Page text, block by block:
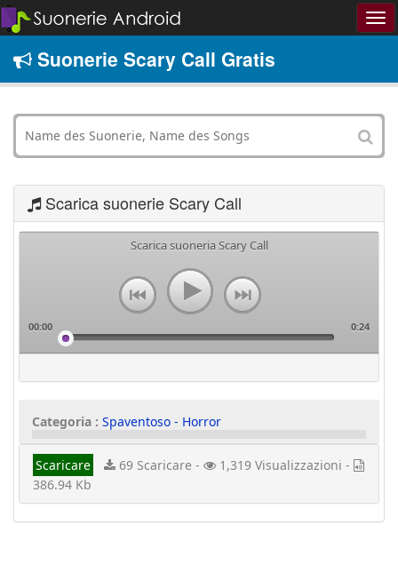
Suonerie Scary Call Gratis
Scarica suonerie Scary Call
Scarica suoneria Scary Call
00:00 0:24
Categoria : Spaventoso - Horror
Scaricare 69 Scaricare -
1,319 Visualizzazioni -
386.94 Kb